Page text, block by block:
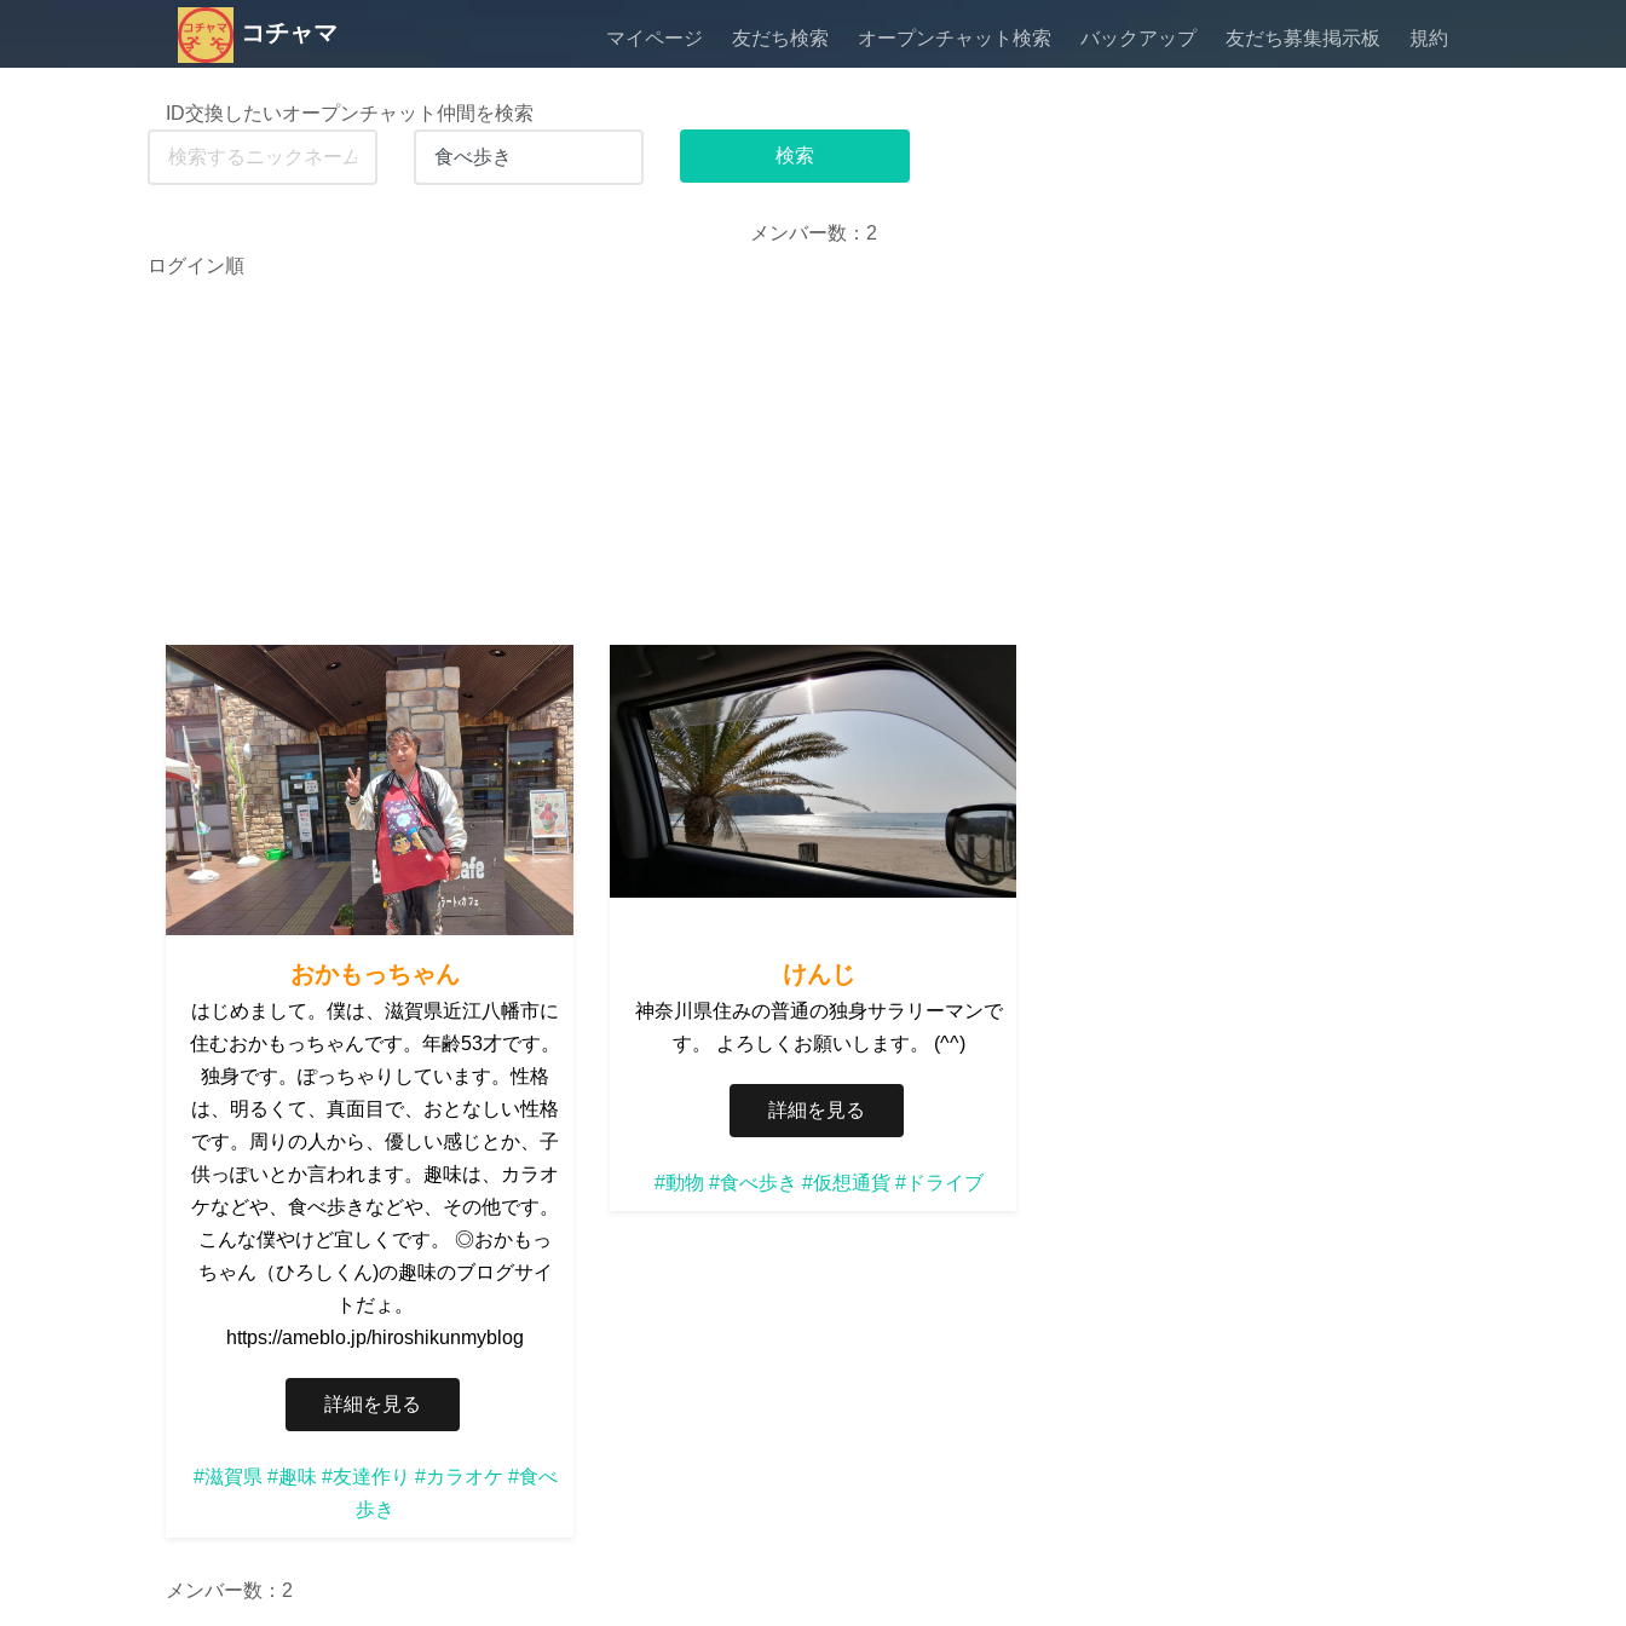
コチャマ マイページ 友だち検索 オープンチャット検索 バックアップ 友だち募集掲示板 規約
ID交換したいオープンチャット仲間を検索
メンバー数：2
ログイン順
おかもっちゃん
はじめまして。僕は、滋賀県近江八幡市に
住むおかもっちゃんです。年齢53才です。
独身です。ぽっちゃりしています。性格
は、明るくて、真面目で、おとなしい性格
です。周りの人から、優しい感じとか、子
供っぽいとか言われます。趣味は、カラオ
ケなどや、食べ歩きなどや、その他です。
こんな僕やけど宜しくです。 ◎おかもっ
ちゃん（ひろしくん)の趣味のブログサイ
トだょ。
https://ameblo.jp/hiroshikunmyblog
詳細を見る
#滋賀県 #趣味 #友達作り #カラオケ #食べ
歩き
けんじ
神奈川県住みの普通の独身サラリーマンで
す。 よろしくお願いします。 (^^)
詳細を見る
#動物 #食べ歩き #仮想通貨 #ドライブ
メンバー数：2